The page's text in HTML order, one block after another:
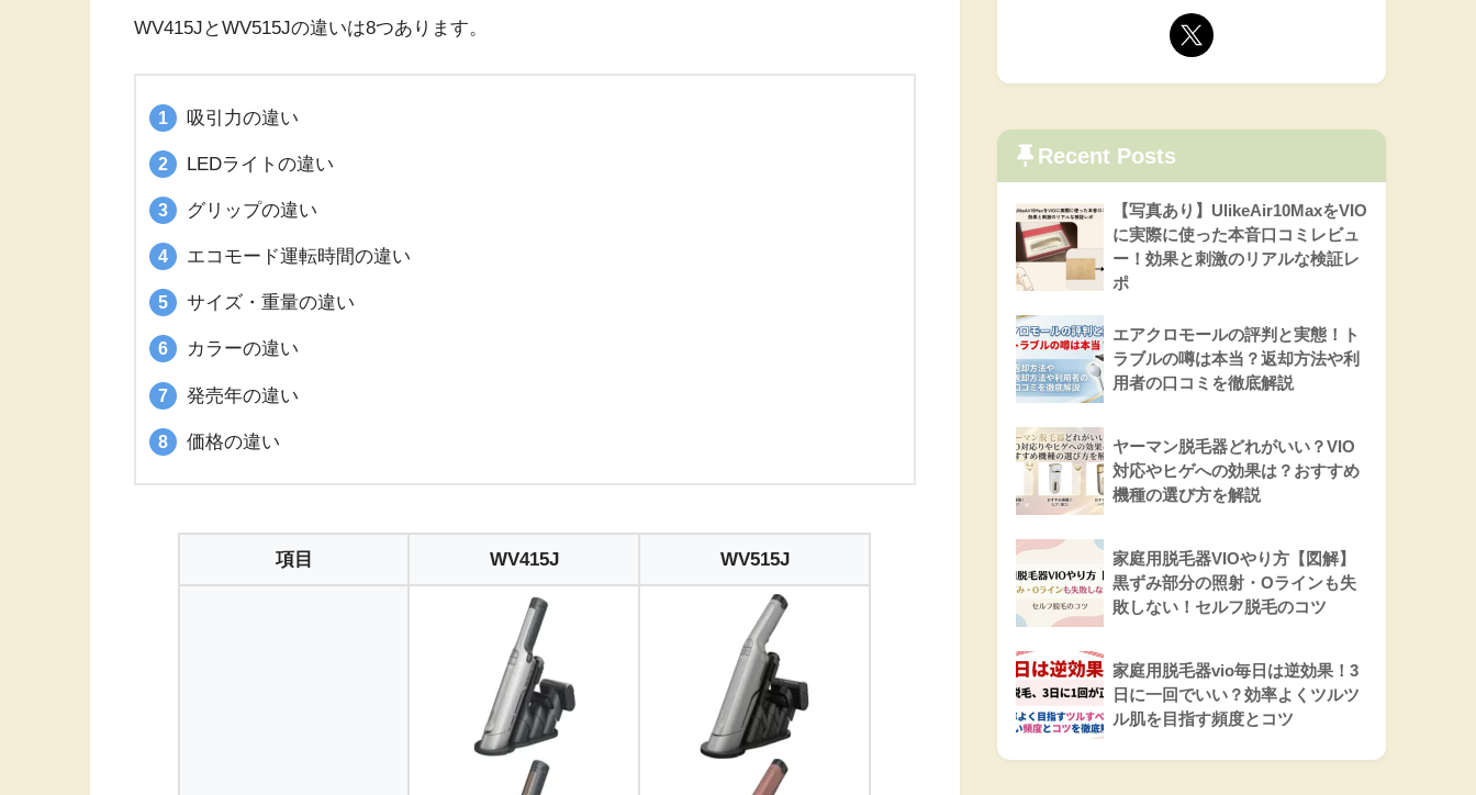
WV415JとWV515Jの違いは8つあります。
吸引力の違い
LEDライトの違い
グリップの違い
エコモード運転時間の違い
サイズ・重量の違い
カラーの違い
発売年の違い
価格の違い
項目 WV415J WV515J
Recent Posts
【写真あり】UlikeAir10MaxをVIO
に実際に使った本音口コミレビュ
ー！効果と刺激のリアルな検証レ
ポ
エアクロモールの評判と実態！ト
ラブルの噂は本当？返却方法や利
用者の口コミを徹底解説
ヤーマン脱毛器どれがいい？VIO
対応やヒゲへの効果は？おすすめ
機種の選び方を解説
家庭用脱毛器VIOやり方【図解】
黒ずみ部分の照射・Oラインも失
敗しない！セルフ脱毛のコツ
家庭用脱毛器vio毎日は逆効果！3
日に一回でいい？効率よくツルツ
ル肌を目指す頻度とコツ